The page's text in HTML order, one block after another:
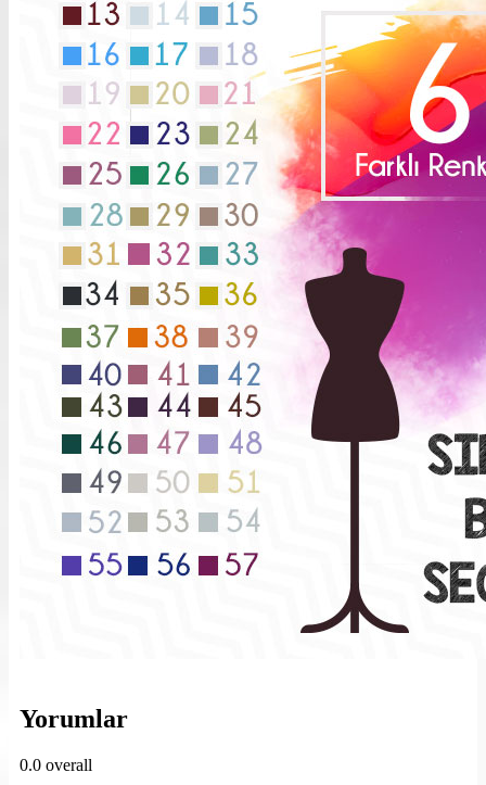
Yorumlar
0.0 overall